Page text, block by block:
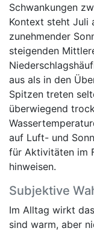
Schwankungen
Kontext steht Juli
zunehmender
steigenden
aus als in den
Spitzen treten
überwiegend
auf Luft- und
für Aktivitäten im
hinweisen.
Subjektive
Im Alltag wirkt
sind warm, aber